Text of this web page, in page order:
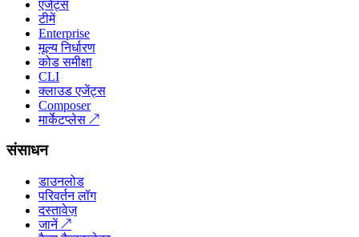
एजेंट्स
टीमें
Enterprise
मूल्य निर्धारण
कोड समीक्षा
CLI
क्लाउड एजेंट्स
Composer
मार्केटप्लेस ↗
संसाधन
डाउनलोड
परिवर्तन लॉग
दस्तावेज़
जानें↗